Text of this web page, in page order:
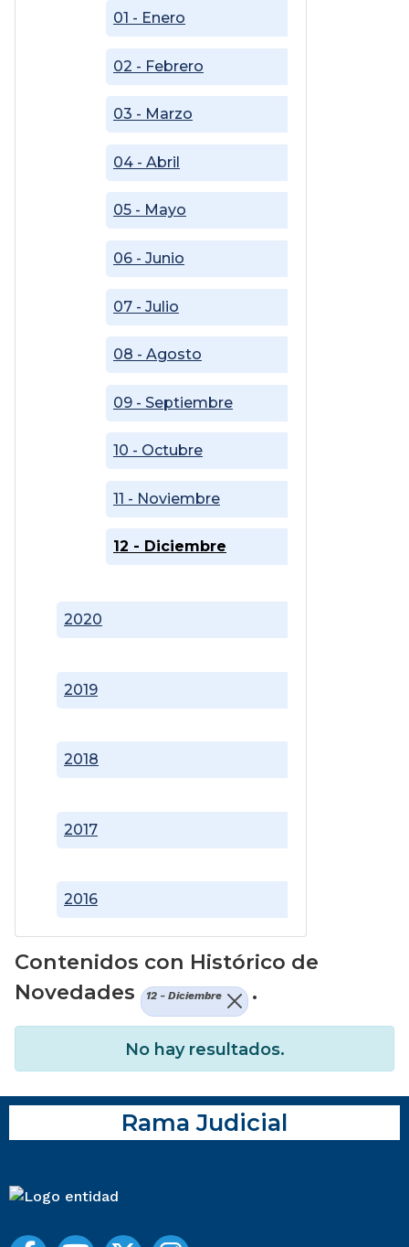
2016
2017
2018
2019
2020
01 - Enero
02 - Febrero
03 - Marzo
04 - Abril
05 - Mayo
06 - Junio
07 - Julio
08 - Agosto
09 - Septiembre
10 - Octubre
11 - Noviembre
12 - Diciembre
Contenidos con Histórico de
Novedades
12 - Diciembre .
No hay resultados.
Rama Judicial